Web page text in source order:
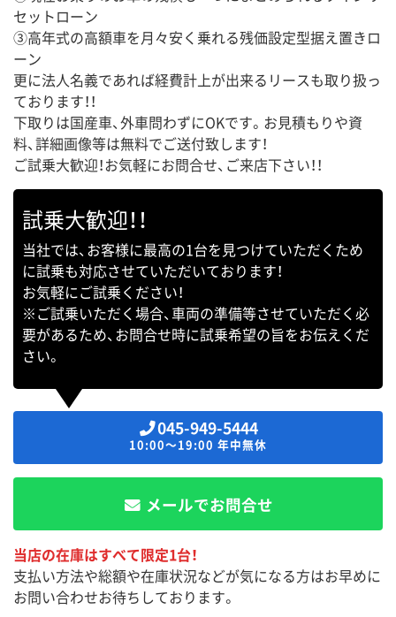
セットローン
③高年式の高額車を月々安く乗れる残価設定型据え置きロ
ーン
更に法人名義であれば経費計上が出来るリースも取り扱っ
ております！！
下取りは国産車、外車問わずにOKです。お見積もりや資
料、詳細画像等は無料でご送付致します！
ご試乗大歓迎！お気軽にお問合せ、ご来店下さい！！
試乗大歓迎！！
当社では、お客様に最高の1台を見つけていただくため
に試乗も対応させていただいております！
お気軽にご試乗ください！
※ご試乗いただく場合、車両の準備等させていただく必
要があるため、お問合せ時に試乗希望の旨をお伝えくだ
さい。
045-949-5444
10:00～19:00 年中無休
メールでお問合せ
当店の在庫はすべて限定1台！
支払い方法や総額や在庫状況などが気になる方はお早めに
お問い合わせお待ちしております。